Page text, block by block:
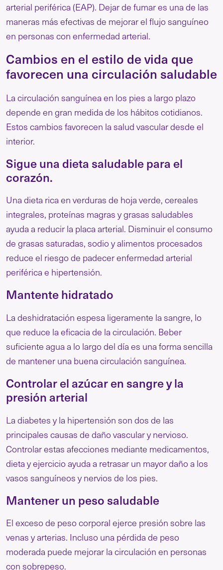
arterial periférica (EAP). Dejar de fumar es una de las
maneras más efectivas de mejorar el flujo sanguíneo
en personas con enfermedad arterial.
Cambios en el estilo de vida que
favorecen una circulación saludable
La circulación sanguínea en los pies a largo plazo
depende en gran medida de los hábitos cotidianos.
Estos cambios favorecen la salud vascular desde el
interior.
Sigue una dieta saludable para el
corazón.
Una dieta rica en verduras de hoja verde, cereales
integrales, proteínas magras y grasas saludables
ayuda a reducir la placa arterial. Disminuir el consumo
de grasas saturadas, sodio y alimentos procesados
reduce el riesgo de padecer enfermedad arterial
periférica e hipertensión.
Mantente hidratado
La deshidratación espesa ligeramente la sangre, lo
que reduce la eficacia de la circulación. Beber
suficiente agua a lo largo del día es una forma sencilla
de mantener una buena circulación sanguínea.
Controlar el azúcar en sangre y la
presión arterial
La diabetes y la hipertensión son dos de las
principales causas de daño vascular y nervioso.
Controlar estas afecciones mediante medicamentos,
dieta y ejercicio ayuda a retrasar un mayor daño a los
vasos sanguíneos y nervios de los pies.
Mantener un peso saludable
El exceso de peso corporal ejerce presión sobre las
venas y arterias. Incluso una pérdida de peso
moderada puede mejorar la circulación en personas
con sobrepeso.